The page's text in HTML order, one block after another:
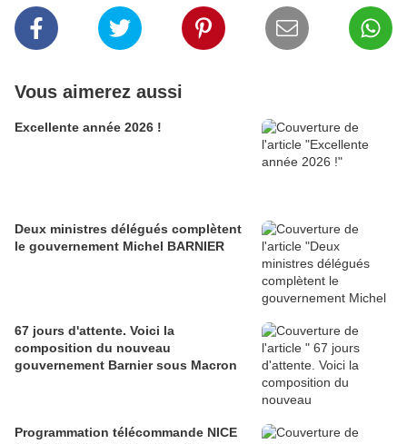
Vous aimerez aussi
Excellente année 2026 !
Deux ministres délégués complètent
le gouvernement Michel BARNIER
67 jours d'attente. Voici la
composition du nouveau
gouvernement Barnier sous Macron
Programmation télécommande NICE